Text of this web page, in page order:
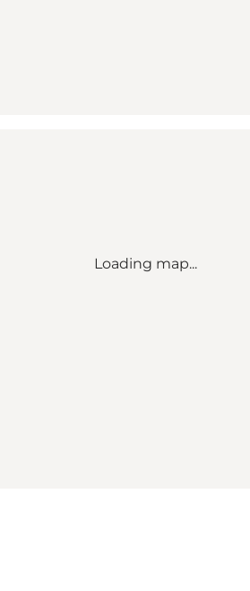
Loading map...